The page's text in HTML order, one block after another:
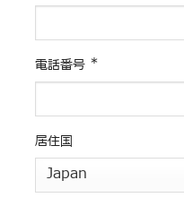
電話番号 *
居住国